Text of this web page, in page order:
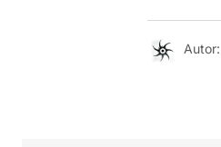
Autor: